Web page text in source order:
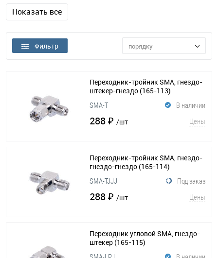
Показать все
Фильтр порядку
Переходник-тройник SMA, гнездо-
штекер-гнездо (165-113)
В наличии
SMA-T
288 ₽ /шт Цены
Переходник-тройник SMA, гнездо-
гнездо-гнездо (165-114)
Под заказ
SMA-TJJJ
288 ₽ /шт Цены
Переходник угловой SMA, гнездо-
штекер (165-115)